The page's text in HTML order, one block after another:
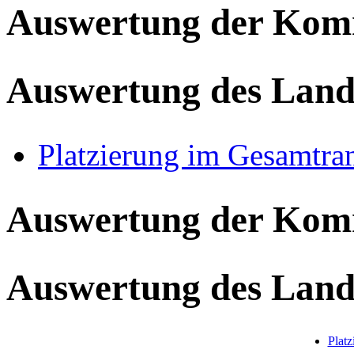
Auswertung der
Auswertung des
Platzierung im
Auswertung der
Auswertung des